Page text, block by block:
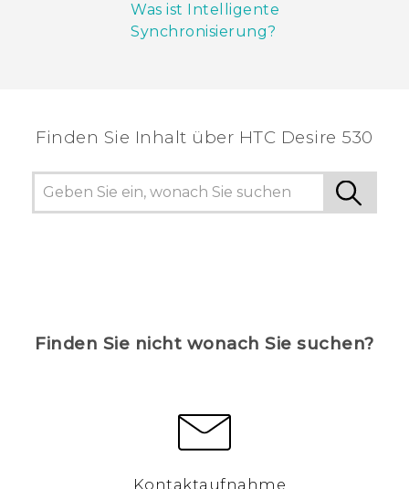
Was ist Intelligente
Synchronisierung?
Finden Sie Inhalt über‎ HTC Desire 530
Finden Sie nicht wonach Sie suchen?
Kontaktaufnahme